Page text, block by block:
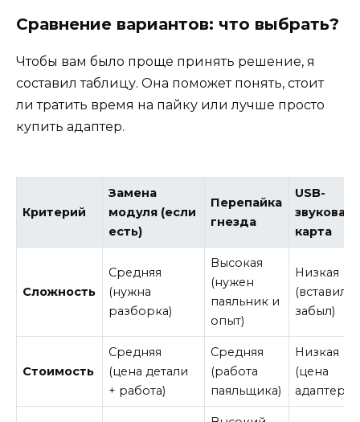
Сравнение вариантов: что выбрать?
Чтобы вам было проще принять решение, я
составил таблицу. Она поможет понять, стоит
ли тратить время на пайку или лучше просто
купить адаптер.
Критерий
Замена
модуля (если
есть)
Перепайка
гнезда
USB-
звуковая
карта
Сложность
Средняя
(нужна
разборка)
Высокая
(нужен
паяльник и
опыт)
Низкая
(вставил и
забыл)
Стоимость
Средняя
(цена детали
+ работа)
Средняя
(работа
паяльщика)
Низкая
(цена
адаптера)